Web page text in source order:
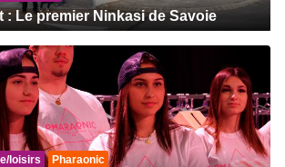
: Le premier Ninkasi de Savoie
loisirs Pharaonic